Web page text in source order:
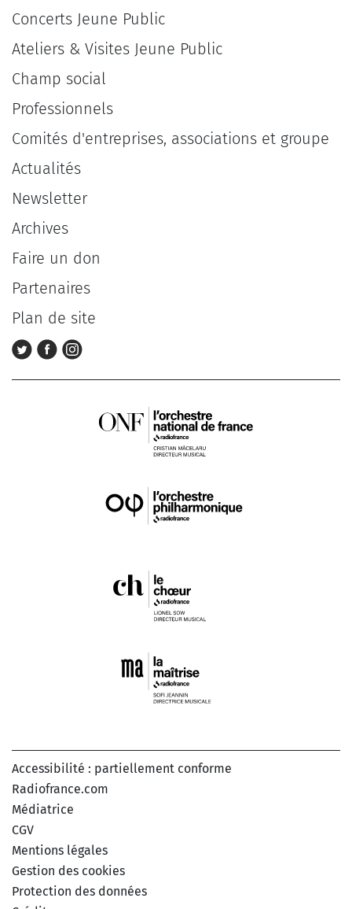
Concerts Jeune Public
Ateliers & Visites Jeune Public
Champ social
Professionnels
Comités d'entreprises, associations et groupe
Actualités
Newsletter
Archives
Faire un don
Partenaires
Plan de site
Accessibilité : partiellement conforme
Radiofrance.com
Médiatrice
CGV
Mentions légales
Gestion des cookies
Protection des données